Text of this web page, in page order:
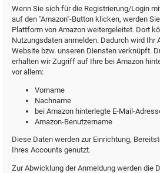
Wenn Sie sich für die Registrierung/Login
auf den "Amazon"-Button klicken, werden
Plattform von Amazon weitergeleitet. Dort
Nutzungsdaten anmelden. Dadurch wird Ihr
Website bzw. unseren Diensten verknüpft.
erhalten wir Zugriff auf Ihre bei Amazon
vor allem:
Vorname
Nachname
bei Amazon hinterlegte E-Mail-
Amazon-Benutzername
Diese Daten werden zur Einrichtung,
Ihres Accounts genutzt.
Zur Abwicklung der Anmeldung werden die